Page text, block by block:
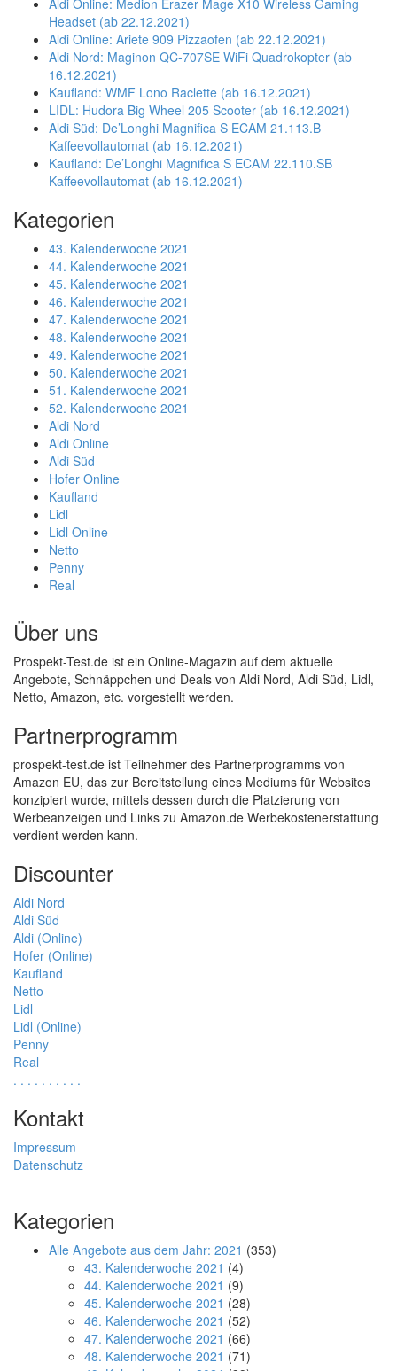
Aldi Online: Medion Erazer Mage X10 Wireless Gaming
Headset (ab 22.12.2021)
Aldi Online: Ariete 909 Pizzaofen (ab 22.12.2021)
Aldi Nord: Maginon QC-707SE WiFi Quadrokopter (ab
16.12.2021)
Kaufland: WMF Lono Raclette (ab 16.12.2021)
LIDL: Hudora Big Wheel 205 Scooter (ab 16.12.2021)
Aldi Süd: De’Longhi Magnifica S ECAM 21.113.B
Kaffeevollautomat (ab 16.12.2021)
Kaufland: De’Longhi Magnifica S ECAM 22.110.SB
Kaffeevollautomat (ab 16.12.2021)
Kategorien
43. Kalenderwoche 2021
44. Kalenderwoche 2021
45. Kalenderwoche 2021
46. Kalenderwoche 2021
47. Kalenderwoche 2021
48. Kalenderwoche 2021
49. Kalenderwoche 2021
50. Kalenderwoche 2021
51. Kalenderwoche 2021
52. Kalenderwoche 2021
Aldi Nord
Aldi Online
Aldi Süd
Hofer Online
Kaufland
Lidl
Lidl Online
Netto
Penny
Real
Über uns
Prospekt-Test.de ist ein Online-Magazin auf dem aktuelle
Angebote, Schnäppchen und Deals von Aldi Nord, Aldi Süd, Lidl,
Netto, Amazon, etc. vorgestellt werden.
Partnerprogramm
prospekt-test.de ist Teilnehmer des Partnerprogramms von
Amazon EU, das zur Bereitstellung eines Mediums für Websites
konzipiert wurde, mittels dessen durch die Platzierung von
Werbeanzeigen und Links zu Amazon.de Werbekostenerstattung
verdient werden kann.
Discounter
Aldi Nord
Aldi Süd
Aldi (Online)
Hofer (Online)
Kaufland
Netto
Lidl
Lidl (Online)
Penny
Real
. . . . . . . . . .
Kontakt
Impressum
Datenschutz
Kategorien
Alle Angebote aus dem Jahr: 2021 (353)
43. Kalenderwoche 2021 (4)
44. Kalenderwoche 2021 (9)
45. Kalenderwoche 2021 (28)
46. Kalenderwoche 2021 (52)
47. Kalenderwoche 2021 (66)
48. Kalenderwoche 2021 (71)